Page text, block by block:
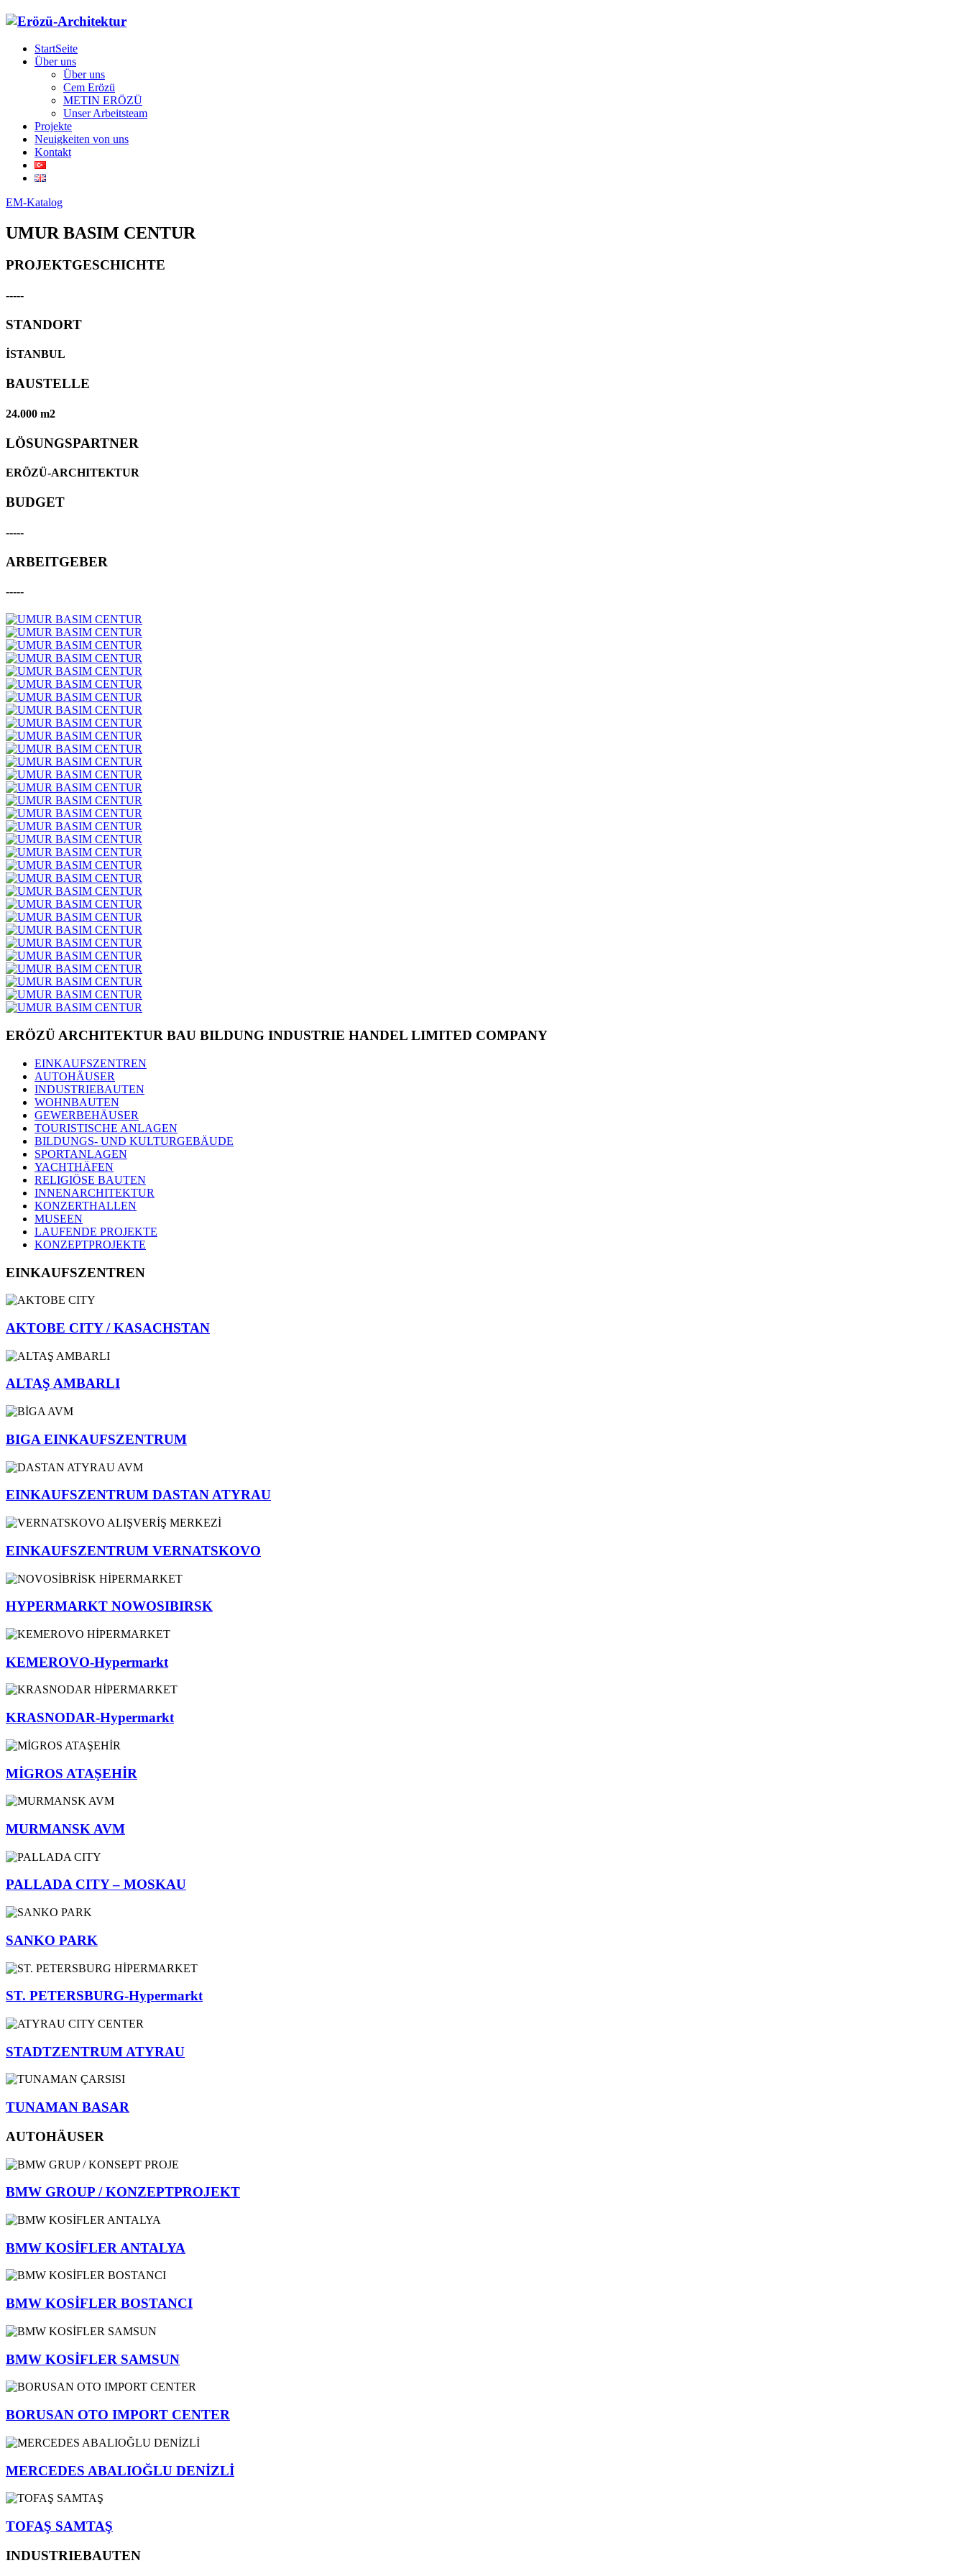
StartSeite
Über uns
Über uns
Cem Erözü
METIN ERÖZÜ
Unser Arbeitsteam
Projekte
Neuigkeiten von uns
Kontakt
EM-Katalog
UMUR BASIM CENTUR
PROJEKTGESCHICHTE
-----
STANDORT
İSTANBUL
BAUSTELLE
24.000 m2
LÖSUNGSPARTNER
ERÖZÜ-ARCHITEKTUR
BUDGET
-----
ARBEITGEBER
-----
ERÖZÜ ARCHITEKTUR BAU BILDUNG INDUSTRIE HANDEL LIMITED COMPANY
EINKAUFSZENTREN
AUTOHÄUSER
INDUSTRIEBAUTEN
WOHNBAUTEN
GEWERBEHÄUSER
TOURISTISCHE ANLAGEN
BILDUNGS- UND KULTURGEBÄUDE
SPORTANLAGEN
YACHTHÄFEN
RELIGIÖSE BAUTEN
INNENARCHITEKTUR
KONZERTHALLEN
MUSEEN
LAUFENDE PROJEKTE
KONZEPTPROJEKTE
EINKAUFSZENTREN
AKTOBE CITY / KASACHSTAN
ALTAŞ AMBARLI
BIGA EINKAUFSZENTRUM
EINKAUFSZENTRUM DASTAN ATYRAU
EINKAUFSZENTRUM VERNATSKOVO
HYPERMARKT NOWOSIBIRSK
KEMEROVO-Hypermarkt
KRASNODAR-Hypermarkt
MİGROS ATAŞEHİR
MURMANSK AVM
PALLADA CITY – MOSKAU
SANKO PARK
ST. PETERSBURG-Hypermarkt
STADTZENTRUM ATYRAU
TUNAMAN BASAR
AUTOHÄUSER
BMW GROUP / KONZEPTPROJEKT
BMW KOSİFLER ANTALYA
BMW KOSİFLER BOSTANCI
BMW KOSİFLER SAMSUN
BORUSAN OTO IMPORT CENTER
MERCEDES ABALIOĞLU DENİZLİ
TOFAŞ SAMTAŞ
INDUSTRIEBAUTEN